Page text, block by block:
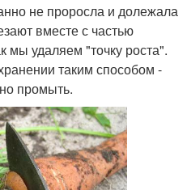
не проросла и долежала
вместе с частью
мы удаляем "точку роста".
таким способом -
промыть.